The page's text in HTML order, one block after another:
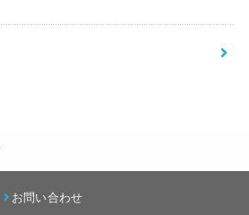
お問い合わせ